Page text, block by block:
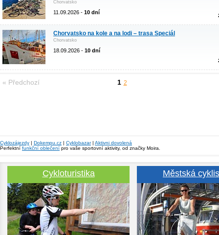
Chorvatsko
11.09.2026 - 10 dní
Chorvatsko na kole a na lodi – trasa Speciál
Chorvatsko
18.09.2026 - 10 dní
« Předchozí 1 2
Cyklozájezdy | Dokempu.cz | Cyklobazar| Aktivni dovolená
Perfektní funkční oblečení pro vaše sportovní aktivity, od značky Moira.
Cykloturistika Městská